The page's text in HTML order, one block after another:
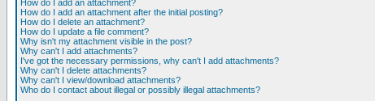
How do I add an attachment?
How do I add an attachment after the initial posting?
How do I delete an attachment?
How do I update a file comment?
Why isn't my attachment visible in the post?
Why can't I add attachments?
I've got the necessary permissions, why can't I add attachments?
Why can't I delete attachments?
Why can't I view/download attachments?
Who do I contact about illegal or possibly illegal attachments?